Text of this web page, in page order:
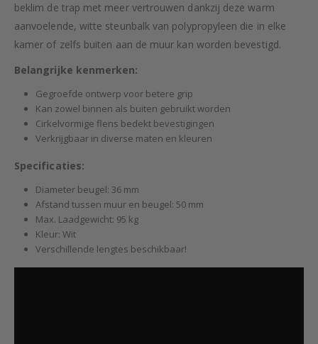
beklim de trap met meer vertrouwen dankzij deze warm
aanvoelende, witte steunbalk van polypropyleen die in elke
kamer of zelfs buiten aan de muur kan worden bevestigd.
Belangrijke kenmerken:
Gegroefde ontwerp voor betere grip
Kan zowel binnen als buiten gebruikt worden
Cirkelvormige flens bedekt bevestigingen
Verkrijgbaar in diverse maten en kleuren
Specificaties:
Diameter beugel: 36 mm
Afstand tussen muur en beugel: 50 mm
Max. Laadgewicht: 95 kg
Kleur: Wit
Verschillende lengtes beschikbaar!